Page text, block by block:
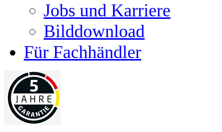
Jobs und Karriere
Bilddownload
Für Fachhändler